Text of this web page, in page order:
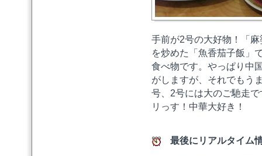
手前が2号の大好物！「
を炒めた「魚香茄子飯」
食べ物です。やっぱり中
がしますが、それでもう
号、2号には大のご馳走
リっす！中華大好き！
最後にリアルタイム